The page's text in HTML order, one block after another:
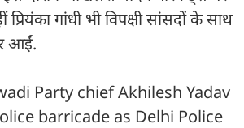
गांधी भी विपक्षी सांसदों के साथ
आईं.
Party chief Akhilesh Yadav
barricade as Delhi Police